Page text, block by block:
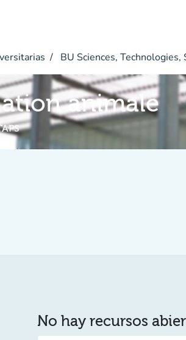
BU Sciences, Technologies,
animale
No hay recursos